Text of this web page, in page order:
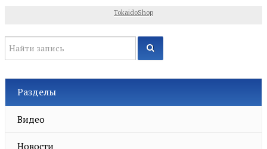
TokaidoShop
Разделы
Видео
Новости